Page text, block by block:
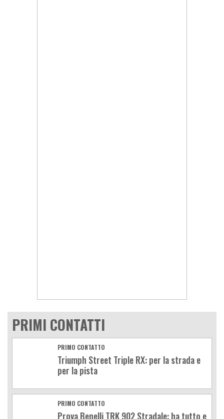
PRIMI CONTATTI
PRIMO CONTATTO
Triumph Street Triple RX: per la strada e
per la pista
PRIMO CONTATTO
Prova Benelli TRK 902 Stradale: ha tutto e